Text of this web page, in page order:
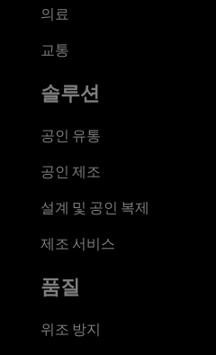
의료
교통
솔루션
공인 유통
공인 제조
설계 및 공인 복제
제조 서비스
품질
위조 방지